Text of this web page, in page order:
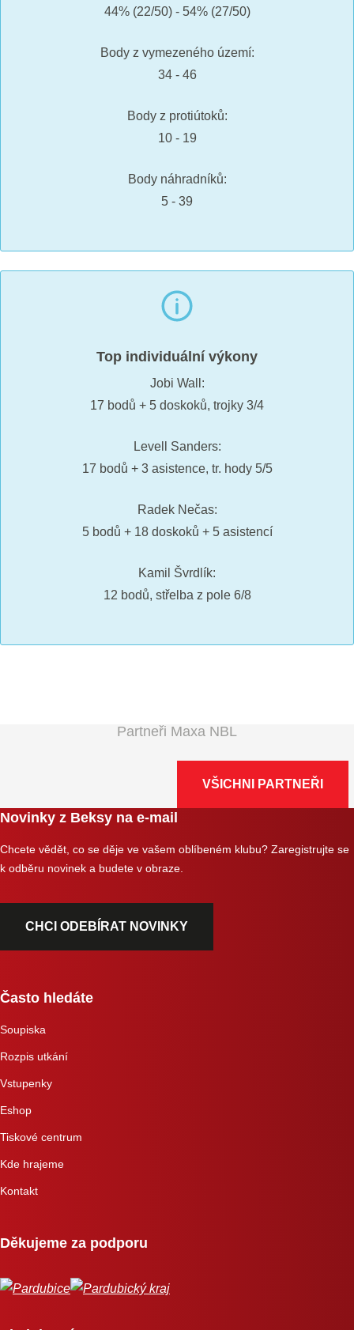
44% (22/50) - 54% (27/50)
Body z vymezeného území:
34 - 46
Body z protiútoků:
10 - 19
Body náhradníků:
5 - 39
Top individuální výkony
Jobi Wall:
17 bodů + 5 doskoků, trojky 3/4
Levell Sanders:
17 bodů + 3 asistence, tr. hody 5/5
Radek Nečas:
5 bodů + 18 doskoků + 5 asistencí
Kamil Švrdlík:
12 bodů, střelba z pole 6/8
Partneři Maxa NBL
VŠICHNI PARTNEŘI
Novinky z Beksy na e-mail
Chcete vědět, co se děje ve vašem oblíbeném klubu? Zaregistrujte se
k odběru novinek a budete v obraze.
CHCI ODEBÍRAT NOVINKY
Často hledáte
Soupiska
Rozpis utkání
Vstupenky
Eshop
Tiskové centrum
Kde hrajeme
Kontakt
Děkujeme za podporu